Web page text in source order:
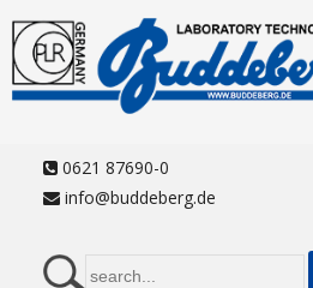
0621 87690-0
info@buddeberg.de